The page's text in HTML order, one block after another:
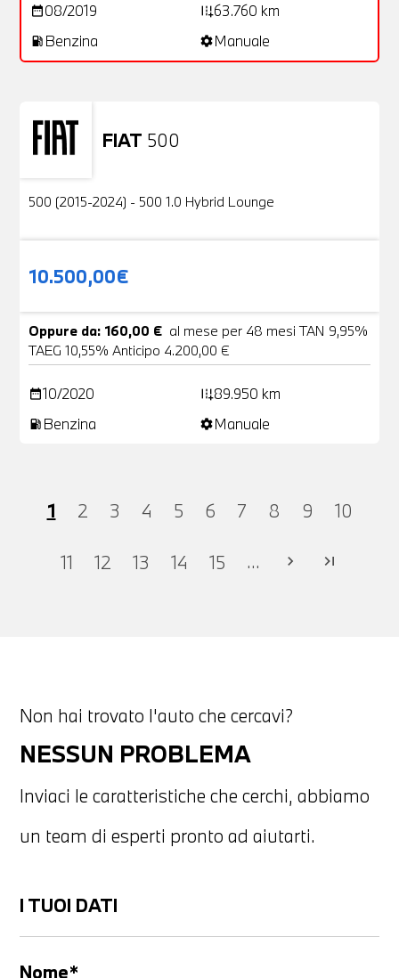
date_range08/2019 add_road63.760 km
local_gas_station Benzina settingsManuale
FIAT 500
Usato
500 (2015-2024) - 500 1.0 Hybrid Lounge
10.500,00€
Oppure da: 160,00 € al mese per 48 mesi TAN 9,95%
TAEG 10,55% Anticipo 4.200,00 €
date_range10/2020 add_road89.950 km
local_gas_station Benzina settingsManuale
1 2 3 4 5 6 7 8 9 10
11 12 13 14 15 ... chevron_right last_page
Non hai trovato l'auto che cercavi?
NESSUN PROBLEMA
Inviaci le caratteristiche che cerchi, abbiamo
un team di esperti pronto ad aiutarti.
I TUOI DATI
Nome*